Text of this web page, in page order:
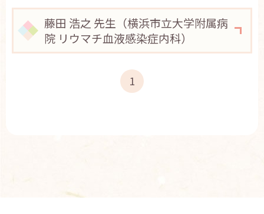
活動報告
一般・患者様へ
会員ページ
藤田 浩之 先生（横浜市立大学附属病
院 リウマチ血液感染症内科）
1